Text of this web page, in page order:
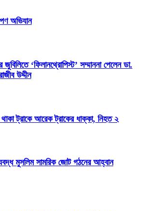
অভিযান
‘ফিলানথ্রোপিস্ট’ সম্মাননা পেলেন ডা.
উদ্দীন
ট্রাকে আরেক ট্রাকের ধাক্কা, নিহত ২
মুসলিম সামরিক জোট গঠনের আহ্বান